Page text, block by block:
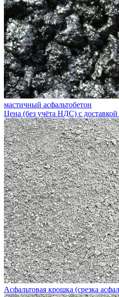
мастичный асфальтобетон
Цена (без учёта НДС) с
Асфальтовая крошка (срезка